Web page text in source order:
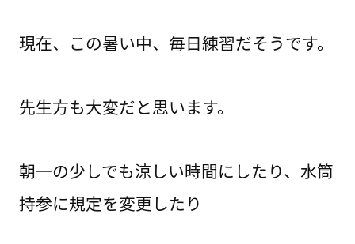
現在、この暑い中、毎日練習だそうです。
先生方も大変だと思います。
朝一の少しでも涼しい時間にしたり、水筒
持参に規定を変更したり